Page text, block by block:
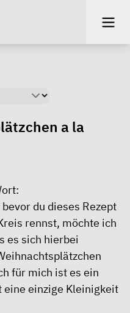
a la
du dieses Rezept
rennst, möchte ich
es sich hierbei
für mich ist es ein
eine einzige Kleinigkeit